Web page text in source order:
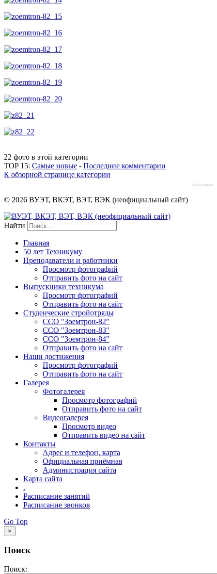
22 фото в этой категории
TOP 15: Самые новые - Последние комментарии
К обзорной странице категории
afisha-msk.ru
© 2026 ВУЭТ, ВКЭТ, ВЭТ, ВЭК (неофициальный сайт)
Найти
Главная
50 лет Техникуму
Преподаватели и работники
Просмотр фотографий
Отправить фото на сайт
Выпускники техникума
Просмотр фотографий
Отправить фото на сайт
Студенческие стройотряды
ССО "Зоемтрон-82"
ССО "Зоемтрон-83"
ССО "Зоемтрон-84"
Отправить фото на сайт
Наши достижения
Просмотр фотографий
Отправить фото на сайт
Галерея
Фотогалерея
Просмотр фотографий
Отправить фото на сайт
Видеогалерея
Просмотр видео
Отправить видео на сайт
Контакты
Адрес и телефон, карта
Официальная приёмная
Администрация сайта
Карта сайта
.
Расписание занятий
Расписание звонков
Go Top
×
Поиск
Поиск: